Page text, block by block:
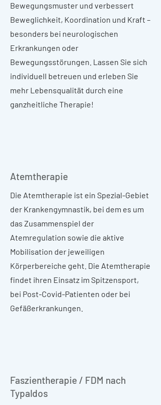
Bewegungsmuster und verbessert
Beweglichkeit, Koordination und Kraft –
besonders bei neurologischen
Erkrankungen oder
Bewegungsstörungen. Lassen Sie sich
individuell betreuen und erleben Sie
mehr Lebensqualität durch eine
ganzheitliche Therapie!
Atemtherapie
Die Atemtherapie ist ein Spezial-Gebiet
der Krankengymnastik, bei dem es um
das Zusammenspiel der
Atemregulation sowie die aktive
Mobilisation der jeweiligen
Körperbereiche geht. Die Atemtherapie
findet ihren Einsatz im Spitzensport,
bei Post-Covid-Patienten oder bei
Gefäßerkrankungen.
Faszientherapie / FDM nach
Typaldos